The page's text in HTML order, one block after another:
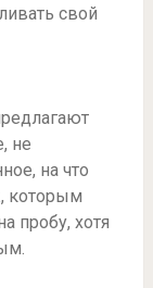
свой
не
на что
которым
пробу, хотя